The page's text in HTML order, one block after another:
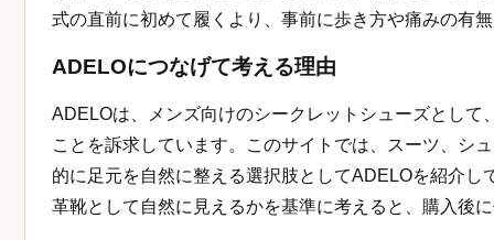
式の直前に初めて履くより、事前に歩き方や痛みの有
ADELOにつなげて考える理由
ADELOは、メンズ向けのシークレットシューズとし
ことを訴求しています。このサイトでは、スーツ、シ
的に足元を自然に整える選択肢としてADELOを紹介
革靴として自然に見えるかを基準に考えると、購入後